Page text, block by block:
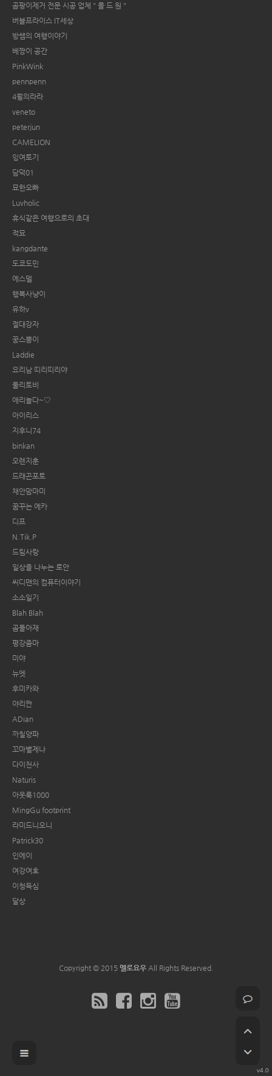
곰팡이제거 전문 시공 업체 " 몰 드 원 "
버블프라이스 IT세상
방쌤의 여행이야기
베짱이 공간
PinkWink
pennpenn
4월의라라
veneto
peterjun
CAMELION
잉여토기
담덕01
묘한오빠
Luvholic
휴식같은 여행으로의 초대
적묘
kangdante
도쿄도민
에스델
행복사냥이
유하v
절대강자
꿍스뿡이
Laddie
요리남 띠리띠리야
둘리토비
애리놀다~♡
아이리스
지후니74
binkan
오렌지훈
드래곤포토
채안맘마미
꿈꾸는 에카
디프
N.Tik.P
드림사랑
일상을 나누는 로안
씨디맨의 컴퓨터이야기
소소일기
Blah Blah
곰돌아재
평강줌마
미야
뉴엣
후미카와
야리짠
ADian
까칠양파
꼬마별제나
다이천사
Naturis
아웃룩1000
MingGu footprint
라미드니오니
Patrick30
인에이
여강여호
이청득심
달상
Copyright © 2015 멜로요우All Rights Reserved.
v4.0